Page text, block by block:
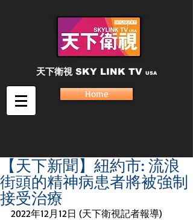
天下衛視 SKY LINK TV USA
Home
【天下新聞】紐約市: 流浪
街頭的精神病患者將被強制
接受治療
2022年12月12日 (天下衛視記者報導)